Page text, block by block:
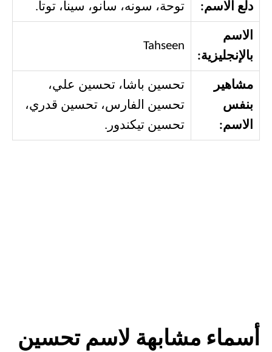
دلع الاسم: توحة، سونه، سانو، سينا، توتا.
الاسم
بالإنجليزية:
Tahseen
مشاهير
بنفس
الاسم:
تحسين باشا، تحسين علي،
تحسين الفارس، تحسين قدري،
تحسين تيكندور.
أسماء مشابهة لاسم تحسين